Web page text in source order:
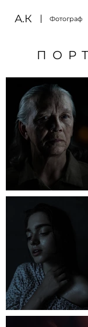
А.К Фотограф